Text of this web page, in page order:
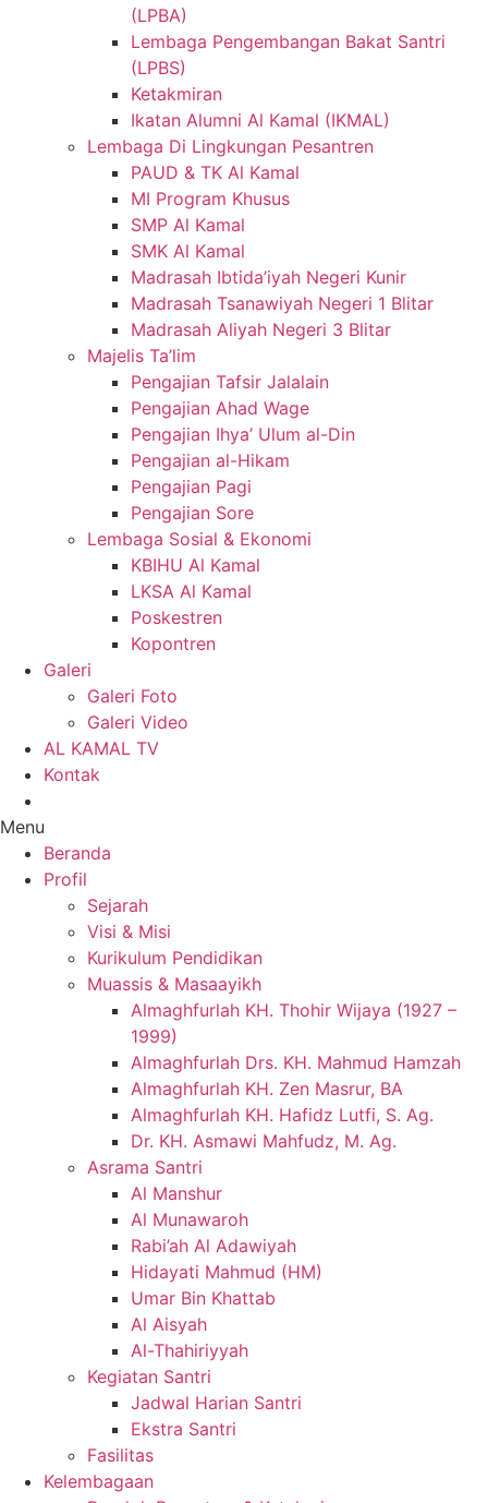
(LPBA)
Lembaga Pengembangan Bakat Santri
(LPBS)
Ketakmiran
Ikatan Alumni Al Kamal (IKMAL)
Lembaga Di Lingkungan Pesantren
PAUD & TK Al Kamal
MI Program Khusus
SMP Al Kamal
SMK Al Kamal
Madrasah Ibtida’iyah Negeri Kunir
Madrasah Tsanawiyah Negeri 1 Blitar
Madrasah Aliyah Negeri 3 Blitar
Majelis Ta’lim
Pengajian Tafsir Jalalain
Pengajian Ahad Wage
Pengajian Ihya’ Ulum al-Din
Pengajian al-Hikam
Pengajian Pagi
Pengajian Sore
Lembaga Sosial & Ekonomi
KBIHU Al Kamal
LKSA Al Kamal
Poskestren
Kopontren
Galeri
Galeri Foto
Galeri Video
AL KAMAL TV
Kontak
Menu
Beranda
Profil
Sejarah
Visi & Misi
Kurikulum Pendidikan
Muassis & Masaayikh
Almaghfurlah KH. Thohir Wijaya (1927 –
1999)
Almaghfurlah Drs. KH. Mahmud Hamzah
Almaghfurlah KH. Zen Masrur, BA
Almaghfurlah KH. Hafidz Lutfi, S. Ag.
Dr. KH. Asmawi Mahfudz, M. Ag.
Asrama Santri
Al Manshur
Al Munawaroh
Rabi’ah Al Adawiyah
Hidayati Mahmud (HM)
Umar Bin Khattab
Al Aisyah
Al-Thahiriyyah
Kegiatan Santri
Jadwal Harian Santri
Ekstra Santri
Fasilitas
Kelembagaan